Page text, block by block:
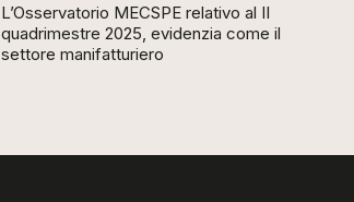
L’Osservatorio MECSPE relativo al II
quadrimestre 2025, evidenzia come il
settore manifatturiero